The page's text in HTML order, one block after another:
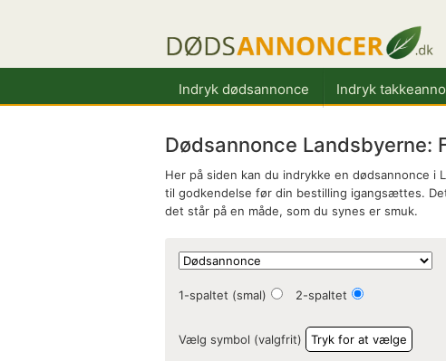
Indryk dødsannonce Indryk
Dødsannonce Landsbyerne:
Her på siden kan du indrykke en dødsannonce
til godkendelse før din bestilling igangsættes.
det står på en måde, som du synes er smuk.
1-spaltet (smal) 2-spaltet
Vælg symbol (valgfrit) Tryk for at vælge